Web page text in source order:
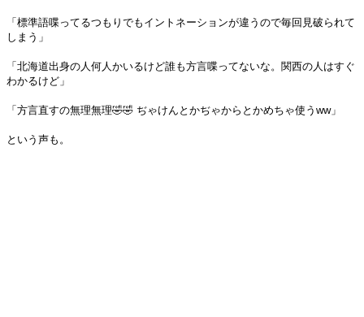
「標準語喋ってるつもりでもイントネーションが違うので毎回見破られて
しまう」
「北海道出身の人何人かいるけど誰も方言喋ってないな。関西の人はすぐ
わかるけど」
「方言直すの無理無理🤣🤣 ぢゃけんとかぢゃからとかめちゃ使うww」
という声も。